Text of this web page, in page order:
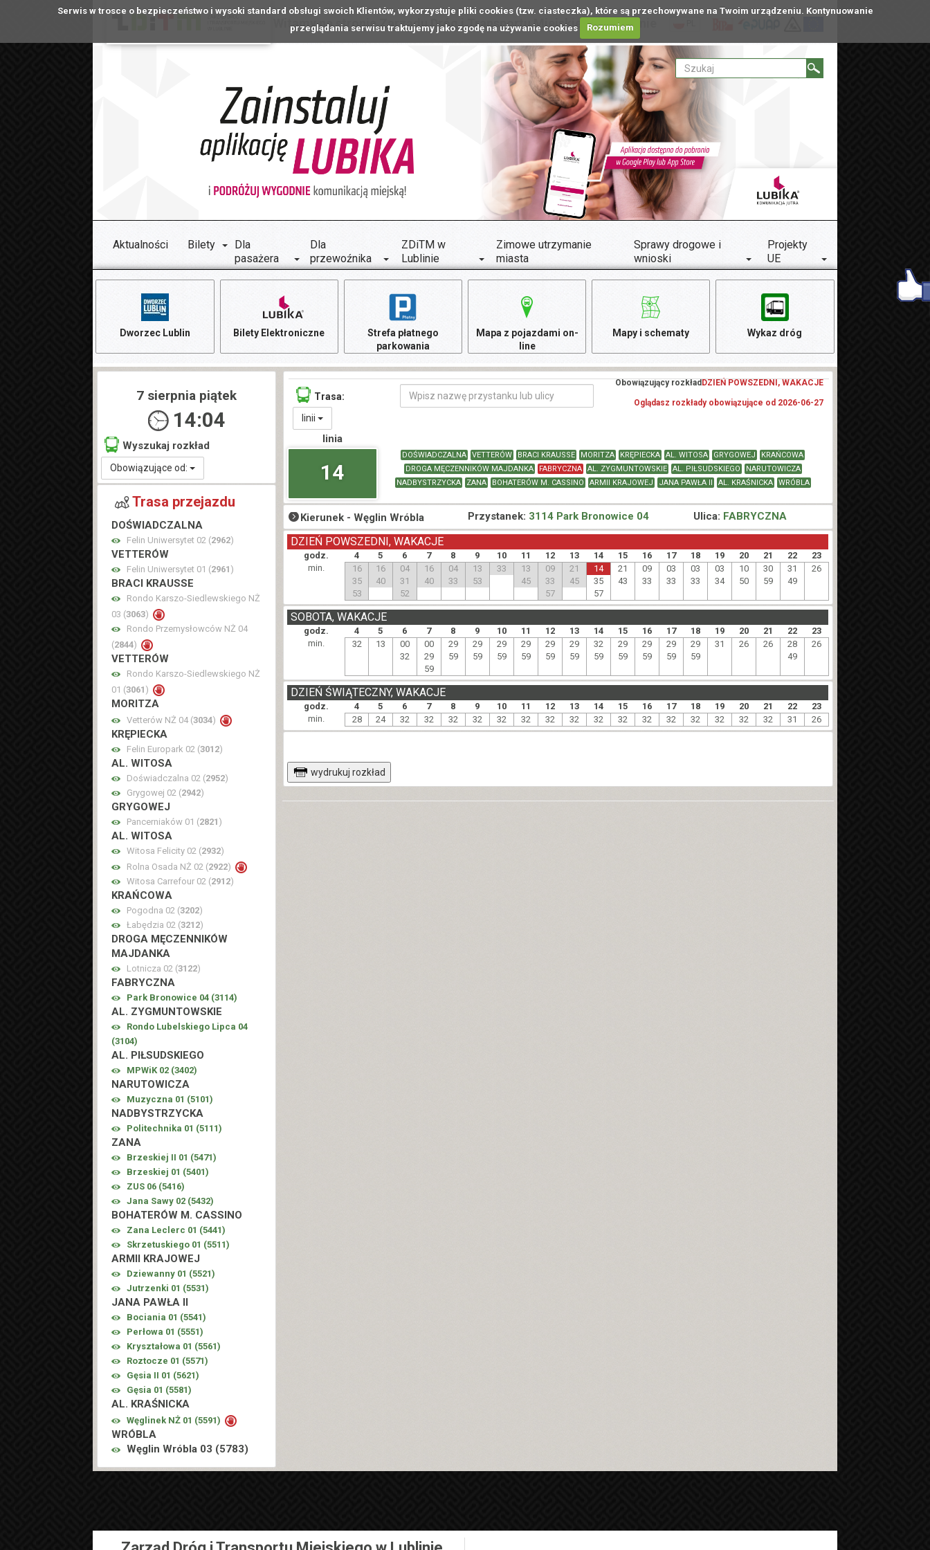
Serwis w trosce o bezpieczeństwo i wysoki standard obsługi swoich Klientów, wykorzystuje pliki cookies (tzw. ciasteczka), które są przechowywane na Twoim urządzeniu. Kontynuowanie
przeglądania serwisu traktujemy jako zgodę na używanie cookies
Rozumiem
Witamy na stronie Zarządu Dróg i Transportu Miejskiego w Lublinie
Aktualności Bilety
Dla
pasażera
Dla
przewoźnika
ZDiTM w
Lublinie
Zimowe utrzymanie
miasta
Sprawy drogowe i
wnioski
Projekty
UE
Dworzec Lublin Bilety Elektroniczne
Strefa płatnego
parkowania
Mapa z pojazdami on-
line
Mapy i schematy Wykaz dróg
Trasa:
linii
Obowiązujący rozkład DZIEŃ POWSZEDNI, WAKACJE
Oglądasz rozkłady obowiązujące od 2026-06-27
linia
14
DOŚWIADCZALNA VETTERÓW BRACI KRAUSSE MORITZA KRĘPIECKA AL. WITOSA GRYGOWEJ
KRAŃCOWA
DROGA MĘCZENNIKÓW MAJDANKA
FABRYCZNA AL. ZYGMUNTOWSKIE AL. PIŁSUDSKIEGO
NARUTOWICZA
NADBYSTRZYCKA
ZANA BOHATERÓW M. CASSINO ARMII KRAJOWEJ JANA PAWŁA II AL. KRAŚNICKA WRÓBLA
Kierunek -Węglin Wróbla Przystanek: 3114 Park Bronowice 04 Ulica: FABRYCZNA
godz. 4 5 6 7 8 9 10 11 12 13 14 15 16 17 18 19 20 21 22 23
DZIEŃ POWSZEDNI, WAKACJE
min.
16
35
53
16
40
04
31
52
16
40
04
33
13
53
33
13
45
09
33
57
21
45
14
35
57
21
43
09
33
03
33
03
33
03
34
10
50
30
59
31
49
26
godz. 4 5 6 7 8 9 10 11 12 13 14 15 16 17 18 19 20 21 22 23
SOBOTA, WAKACJE
min. 32 13
00
32
00
29
59
29
59
29
59
29
59
29
59
29
59
29
59
32
59
29
59
29
59
29
59
29
59
31 26 26
28
49
26
godz. 4 5 6 7 8 9 10 11 12 13 14 15 16 17 18 19 20 21 22 23
DZIEŃ ŚWIĄTECZNY, WAKACJE
min. 28 24 32 32 32 32 32 32 32 32 32 32 32 32 32 32 32 32 31 26
wydrukuj rozkład
7 sierpnia piątek
14:04
Wyszukaj rozkład
Obowiązujące od:
Trasa przejazdu
DOŚWIADCZALNA
Felin Uniwersytet 02 (2962)
VETTERÓW
Felin Uniwersytet 01 (2961 )
BRACI KRAUSSE
Rondo Karszo-Siedlewskiego NŻ
03 (3063)
Rondo Przemysłowców NŻ 04
(2844)
VETTERÓW
Rondo Karszo-Siedlewskiego NŻ
01 (3061 )
MORITZA
Vetterów NŻ 04 (3034)
KRĘPIECKA
Felin Europark 02 (3012)
AL. WITOSA
Doświadczalna 02 (2952)
Grygowej 02 (2942)
GRYGOWEJ
Pancerniaków 01 (2821 )
AL. WITOSA
Witosa Felicity 02 (2932)
Rolna Osada NŻ 02 (2922)
Witosa Carrefour 02 (2912)
KRAŃCOWA
Pogodna 02 (3202)
Łabędzia 02 (3212)
DROGA MĘCZENNIKÓW
MAJDANKA
Lotnicza 02 (3122)
FABRYCZNA
Park Bronowice 04 (3114)
AL. ZYGMUNTOWSKIE
Rondo Lubelskiego Lipca 04
(3104)
AL. PIŁSUDSKIEGO
MPWiK 02 (3402)
NARUTOWICZA
Muzyczna 01 (5101)
NADBYSTRZYCKA
Politechnika 01 (5111)
ZANA
Brzeskiej II 01 (5471)
Brzeskiej 01 (5401)
ZUS 06 (5416)
Jana Sawy 02 (5432)
BOHATERÓW M. CASSINO
Zana Leclerc 01 (5441)
Skrzetuskiego 01 (5511)
ARMII KRAJOWEJ
Dziewanny 01 (5521)
Jutrzenki 01 (5531)
JANA PAWŁA II
Bociania 01 (5541)
Perłowa 01 (5551)
Kryształowa 01 (5561)
Roztocze 01 (5571)
Gęsia II 01 (5621)
Gęsia 01 (5581)
AL. KRAŚNICKA
Węglinek NŻ 01 (5591)
WRÓBLA
Węglin Wróbla 03 (5783)